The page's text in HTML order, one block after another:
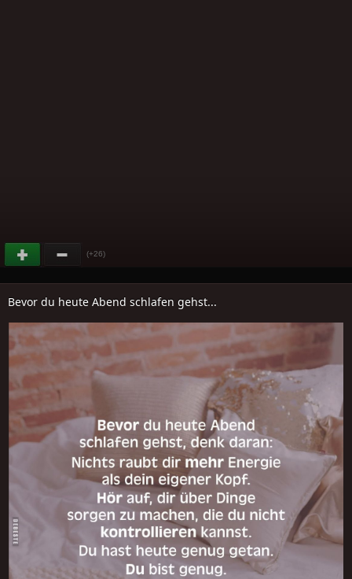
(+26)
Bevor du heute Abend schlafen gehst...